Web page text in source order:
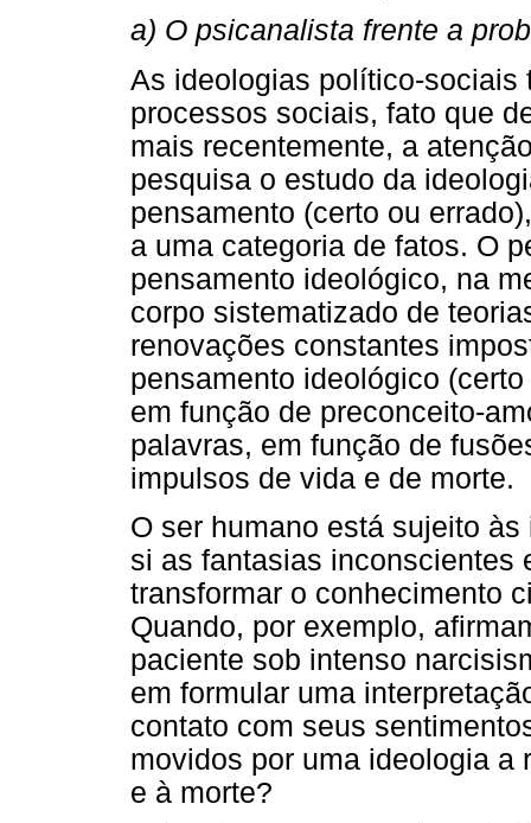
a) O psicanalista frente a
As ideologias político-sociais
processos sociais, fato que
mais recentemente, a
pesquisa o estudo da
pensamento (certo ou
a uma categoria de fatos. O
pensamento ideológico, na
corpo sistematizado de
renovações constantes
pensamento ideológico
em função de preconceito-
palavras, em função de
impulsos de vida e de morte.
O ser humano está sujeito
si as fantasias inconscientes
transformar o conhecimento
Quando, por exemplo,
paciente sob intenso
em formular uma
contato com seus
movidos por uma ideologia a
e à morte?